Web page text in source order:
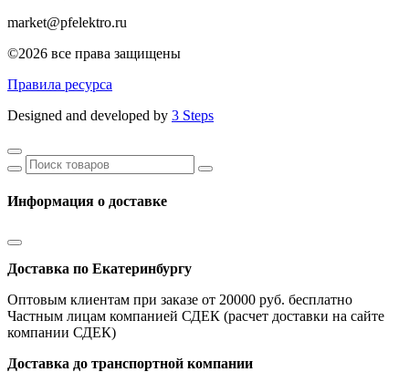
market@pfelektro.ru
©2026 все права защищены
Правила ресурса
Designed and developed by 3 Steps
Информация о доставке
Доставка по Екатеринбургу
Оптовым клиентам при заказе от 20000 руб. бесплатно
Частным лицам компанией СДЕК (расчет доставки на сайте
компании СДЕК)
Доставка до транспортной компании